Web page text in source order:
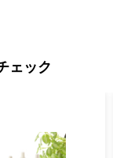
ェック